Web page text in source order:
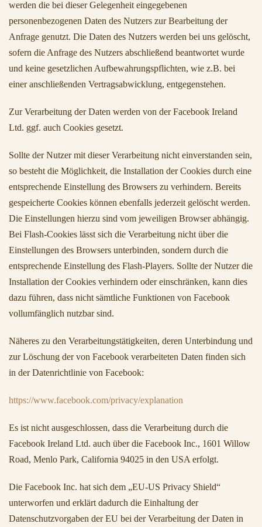
werden die bei dieser Gelegenheit eingegebenen
personenbezogenen Daten des Nutzers zur Bearbeitung der
Anfrage genutzt. Die Daten des Nutzers werden bei uns gelöscht,
sofern die Anfrage des Nutzers abschließend beantwortet wurde
und keine gesetzlichen Aufbewahrungspflichten, wie z.B. bei
einer anschließenden Vertragsabwicklung, entgegenstehen.
Zur Verarbeitung der Daten werden von der Facebook Ireland
Ltd. ggf. auch Cookies gesetzt.
Sollte der Nutzer mit dieser Verarbeitung nicht einverstanden sein,
so besteht die Möglichkeit, die Installation der Cookies durch eine
entsprechende Einstellung des Browsers zu verhindern. Bereits
gespeicherte Cookies können ebenfalls jederzeit gelöscht werden.
Die Einstellungen hierzu sind vom jeweiligen Browser abhängig.
Bei Flash-Cookies lässt sich die Verarbeitung nicht über die
Einstellungen des Browsers unterbinden, sondern durch die
entsprechende Einstellung des Flash-Players. Sollte der Nutzer die
Installation der Cookies verhindern oder einschränken, kann dies
dazu führen, dass nicht sämtliche Funktionen von Facebook
vollumfänglich nutzbar sind.
Näheres zu den Verarbeitungstätigkeiten, deren Unterbindung und
zur Löschung der von Facebook verarbeiteten Daten finden sich
in der Datenrichtlinie von Facebook:
https://www.facebook.com/privacy/explanation
Es ist nicht ausgeschlossen, dass die Verarbeitung durch die
Facebook Ireland Ltd. auch über die Facebook Inc., 1601 Willow
Road, Menlo Park, California 94025 in den USA erfolgt.
Die Facebook Inc. hat sich dem „EU-US Privacy Shield“
unterworfen und erklärt dadurch die Einhaltung der
Datenschutzvorgaben der EU bei der Verarbeitung der Daten in